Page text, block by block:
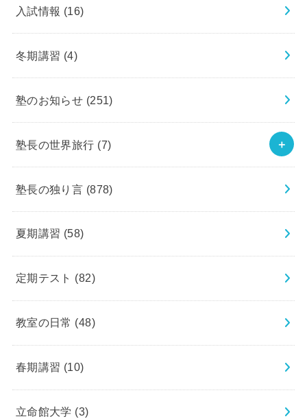
入試情報 (16)
冬期講習 (4)
塾のお知らせ (251)
塾長の世界旅行 (7)
塾長の独り言 (878)
夏期講習 (58)
定期テスト (82)
教室の日常 (48)
春期講習 (10)
立命館大学 (3)